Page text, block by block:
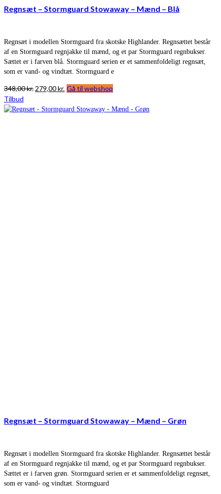
Regnsæt – Stormguard Stowaway – Mænd – Blå
Regnsæt i modellen Stormguard fra skotske Highlander. Regnsættet består
af en Stormguard regnjakke til mænd, og et par Stormguard regnbukser.
Sættet er i farven blå. Stormguard serien er et sammenfoldeligt regnsæt,
som er vand- og vindtæt. Stormguard e
348,00kr. Den
pris
279,00kr. Den
pris
Gå til webshop
Tilbud
Regnsæt – Stormguard Stowaway – Mænd – Grøn
Regnsæt i modellen Stormguard fra skotske Highlander. Regnsættet består
af en Stormguard regnjakke til mænd, og et par Stormguard regnbukser.
Sættet er i farven grøn. Stormguard serien er et sammenfoldeligt regnsæt,
som er vand- og vindtæt. Stormguard